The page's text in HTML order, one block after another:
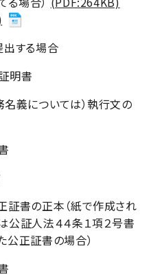
出する場合
明書
名義については）執行文の
証書の正本（紙で作成され
公証人法４４条１項２号書
公正証書の場合）